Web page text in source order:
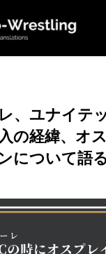
、ユナイテ
の経緯、オ
について語る